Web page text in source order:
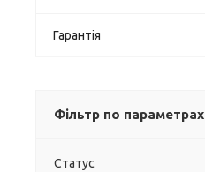
Гарантія
Фільтр по параметрах
Статус